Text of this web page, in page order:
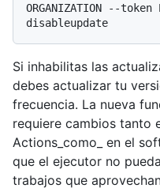
ORGANIZATION --token
Si inhabilitas las
debes actualizar tu
frecuencia. La nueva
requiere cambios tanto
Actions_como_ en el
que el ejecutor no
trabajos que